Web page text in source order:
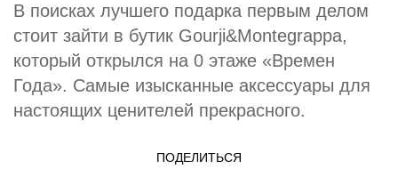
В поисках лучшего подарка первым делом
стоит зайти в бутик Gourji&Montegrappa,
который открылся на 0 этаже «Времен
Года». Самые изысканные аксессуары для
настоящих ценителей прекрасного.
ПОДЕЛИТЬСЯ